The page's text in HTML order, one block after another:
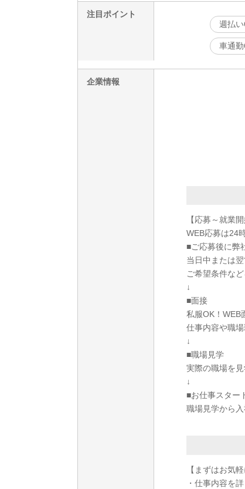
注目ポイント
週払
車通
企業情報
【応募～就業
WEB応募は24
■ご応募後に弊
当日中または
ご希望条件な
↓
■面接
私服OK！WEB
仕事内容や職場
↓
■職場見学
実際の職場を
↓
■お仕事スター
職場見学から
【まずはお気
・仕事内容を